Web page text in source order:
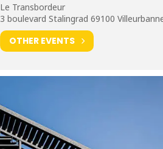
Le Transbordeur
3 boulevard Stalingrad 69100
OTHER EVENTS